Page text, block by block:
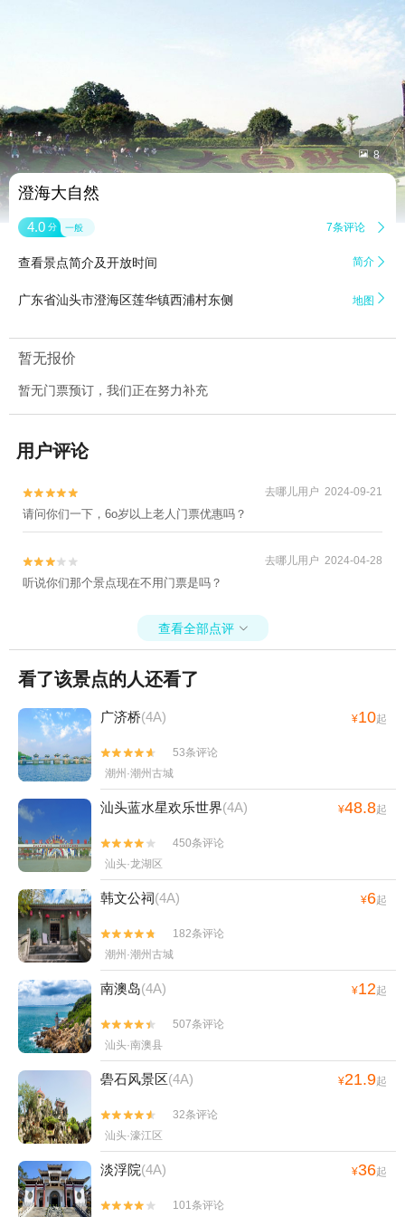
 8
澄海大自然
4.0 分 一般 7条评论 
查看景点简介及开放时间 简介 
广东省汕头市澄海区莲华镇西浦村东侧 地图 
暂无报价
暂无门票预订，我们正在努力补充
用户评论

 去哪儿用户 2024-09-21
请问你们一下，6o岁以上老人门票优惠吗？

 去哪儿用户 2024-04-28
听说你们那个景点现在不用门票是吗？
查看全部点评 
看了该景点的人还看了
广济桥(4A) ¥10起


53条评论
潮州·潮州古城
汕头蓝水星欢乐世界(4A) ¥48.8起


450条评论
汕头·龙湖区
韩文公祠(4A) ¥6起


182条评论
潮州·潮州古城
南澳岛(4A) ¥12起


507条评论
汕头·南澳县
礐石风景区(4A) ¥21.9起


32条评论
汕头·濠江区
淡浮院(4A) ¥36起

 101条评论